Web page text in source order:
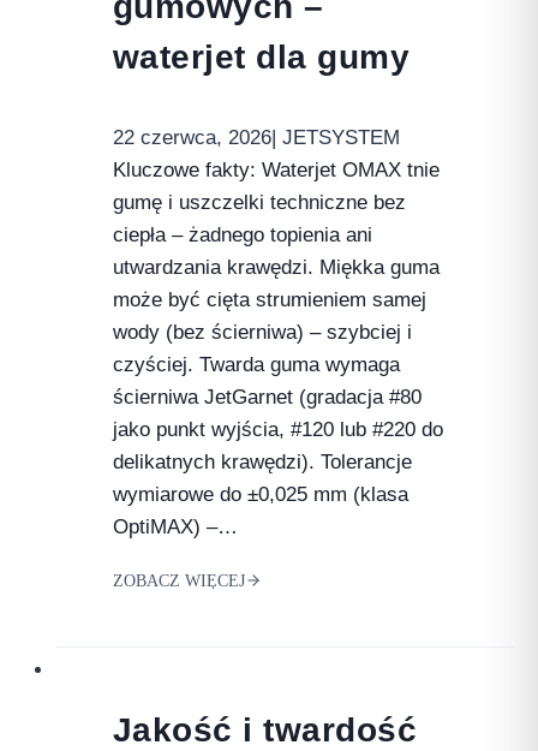
waterjet dla gumy
22 czerwca, 2026| JETSYSTEM
Kluczowe fakty: Waterjet OMAX tnie
gumę i uszczelki techniczne bez
ciepła – żadnego topienia ani
utwardzania krawędzi. Miękka guma
może być cięta strumieniem samej
wody (bez ścierniwa) – szybciej i
czyściej. Twarda guma wymaga
ścierniwa JetGarnet (gradacja #80
jako punkt wyjścia, #120 lub #220 do
delikatnych krawędzi). Tolerancje
wymiarowe do ±0,025 mm (klasa
OptiMAX) –…
ZOBACZ WIĘCEJ
Jakość i twardość